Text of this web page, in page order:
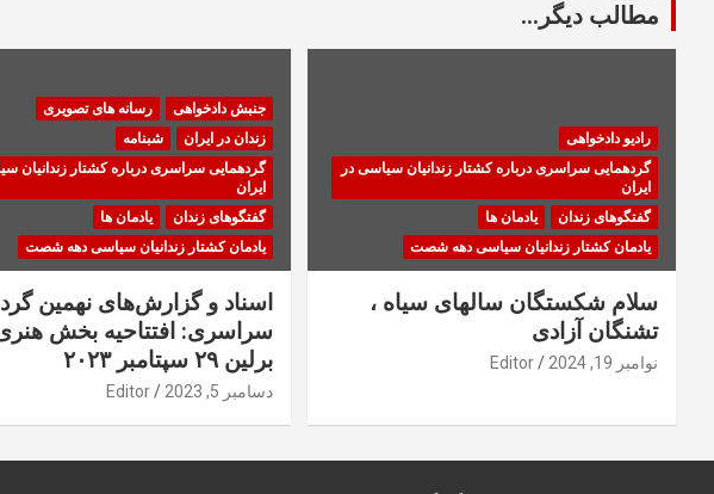
مطالب دیگر...
رادیو دادخواهی
گردهمایی سراسری درباره کشتار زندانیان سیاسی در
ایران
گفتگوهای زندان
یادمان ها
یادمان کشتار زندانیان سیاسی دهه شصت
سلام شکستگان سالهای سیاه ،
تشنگان آزادی
نوامبر 19, 2024 Editor
جنبش دادخواهی
رسانه های تصویری
زندان در ایران
شبنامه
گردهمایی سراسری درباره کشتار زندانیان
ایران
گفتگوهای زندان
یادمان ها
یادمان کشتار زندانیان سیاسی دهه شصت
اسناد و گزارش‌های نهمین
سراسری: افتتاحیه بخش
برلین ۲۹ سپتامبر ۲۰۲۳
دسامبر 5, 2023 Editor